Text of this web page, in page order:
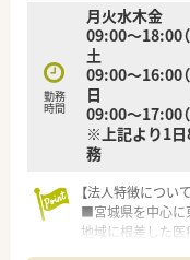
勤務
時間
月火水木金
09:00～18:00
土
09:00～16:00
日
09:00～17:00
※上記より1日
務
【法人特徴について
■宮城県を中心に
地域に根差した